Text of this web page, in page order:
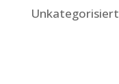
Unkategorisiert